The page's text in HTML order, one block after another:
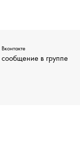
Вконтакте
сообщение в группе